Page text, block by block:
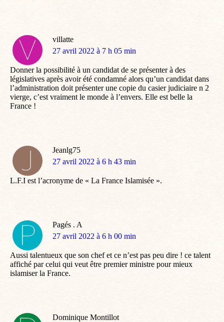
villatte
dit
27 avril 2022 à 7 h 05 min
Donner la possibilité à un candidat de se présenter à des
législatives après avoir été condamné alors qu’un candidat dans
l’administration doit présenter une copie du casier judiciaire n 2
vierge, c’est vraiment le monde à l’envers. Elle est belle la
France !
Jeanlg75
dit
27 avril 2022 à 6 h 43 min
L.F.I est l’acronyme de « La France Islamisée ».
Pagés . A
dit
27 avril 2022 à 6 h 00 min
Aussi talentueux que son chef et ce n’est pas peu dire ! ce talent
affiché par celui qui veut être premier ministre pour mieux
islamiser la France.
Dominique Montillot